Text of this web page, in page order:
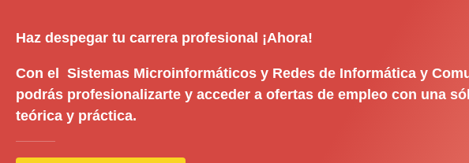
Haz despegar tu carrera profesional ¡Ahora!
Con el Sistemas Microinformáticos y Redes de Informática y
podrás profesionalizarte y acceder a ofertas de empleo con una
teórica y práctica.